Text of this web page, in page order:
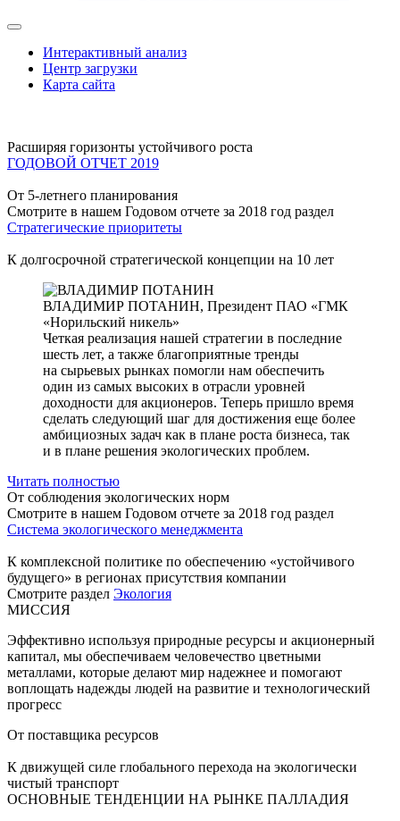
Интерактивный анализ
Центр загрузки
Карта сайта
Расширяя горизонты устойчивого роста
ГОДОВОЙ ОТЧЕТ 2019
От 5-летнего планирования
Смотрите в нашем Годовом отчете за 2018 год раздел
Стратегические приоритеты
К долгосрочной стратегической концепции на 10 лет
ВЛАДИМИР ПОТАНИН, Президент ПАО «ГМК
«Норильский никель»
Четкая реализация нашей стратегии в последние
шесть лет, а также благоприятные тренды
на сырьевых рынках помогли нам обеспечить
один из самых высоких в отрасли уровней
доходности для акционеров. Теперь пришло время
сделать следующий шаг для достижения еще более
амбициозных задач как в плане роста бизнеса, так
и в плане решения экологических проблем.
Читать полностью
От соблюдения экологических норм
Смотрите в нашем Годовом отчете за 2018 год раздел
Система экологического менеджмента
К комплексной политике по обеспечению «устойчивого
будущего» в регионах присутствия компании
Смотрите раздел Экология
МИССИЯ
Эффективно используя природные ресурсы и акционерный
капитал, мы обеспечиваем человечество цветными
металлами, которые делают мир надежнее и помогают
воплощать надежды людей на развитие и технологический
прогресс
От поставщика ресурсов
К движущей силе глобального перехода на экологически
чистый транспорт
ОСНОВНЫЕ ТЕНДЕНЦИИ НА РЫНКЕ ПАЛЛАДИЯ